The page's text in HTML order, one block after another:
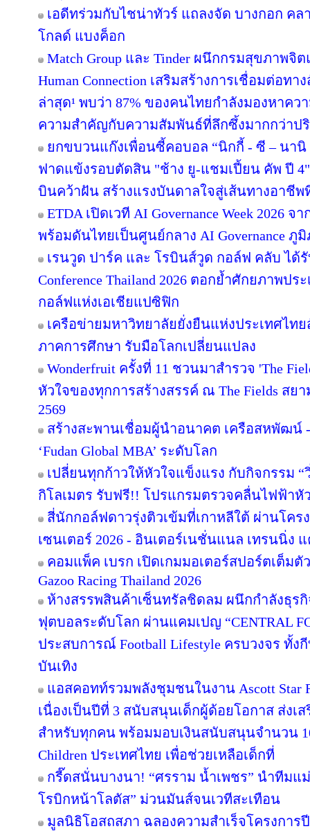
เอดีทร่วมกับไชน่าทัวร์ แถลงจัด บางกอก ค
โกลด์ แบงค็อก
Match Group และ Tinder ผนึกกรมสุขภาพ
Human Connection เสริมสร้างการเชื่อมต่อท
ล่าสุด¹ พบว่า 87% ของคนไทยกำลังมองหาค
ความสำคัญกับความสัมพันธ์ที่ลึกซึ้งมากกว่าป
ยกขบวนแก๊งเพื่อนซี้คอบอล “นิกกี้ - ซี – นานิ
ฟาดแข้งรอบตัดสิน "ช้าง ยู-แชมเปี้ยน คัพ ปี
บินคว้าฝัน สร้างแรงบันดาลใจสู่เส้นทางอาชี
ETDA เปิดเวที AI Governance Week 2026
พร้อมดันไทยเป็นศูนย์กลาง AI Governance ภู
เรนวูด ปาร์ค และ โรบินส์วูด กอล์ฟ คลับ ได้รั
Conference Thailand 2026 ตอกย้ำศักยภาพป
กอล์ฟแห่งเอเชียแปซิฟิก
เครือข่ายมหาวิทยาลัยยั่งยืนแห่งประเทศไท
ภาคการศึกษา รับมือโลกเปลี่ยนแปลง
Wonderfruit ครั้งที่ 11 ชวนมาสำรวจ 'The
หัวใจของทุกการสร้างสรรค์ ณ The Fields ส
2569
สร้างสะพานเชื่อมผู้นำอนาคต เครือสหพัฒ
‘Fudan Global MBA’ ระดับโลก
เปลี่ยนทุกก้าวให้หัวใจแข็งแรง กับกิจกรรม “
กิโลเมตร รับฟรี!! โปรแกรมตรวจคลื่นไฟฟ้าหั
สี่นักกอล์ฟดาวรุ่งติวเข้มที่เกาหลีใต้ ผ่านโคร
เซนเตอร์ 2026 - อินเตอร์เนชั่นแนล เทรนนิ่ง
คอมแพ็ค เบรก เปิดเกมมอเตอร์สปอร์ตเต็มตั
Gazoo Racing Thailand 2026
ห้างสรรพสินค้าเซ็นทรัลชิดลม ผนึกกำลังธุร
ฟุตบอลระดับโลก ผ่านแคมเปญ “CENTRAL
ประสบการณ์ Football Lifestyle ครบวงจร ทั้
บันเทิง
แอสคอทท์รวมพลังชุมชนในงาน Ascott Star
เนื่องเป็นปีที่ 3 สนับสนุนเด็กผู้ด้อยโอกาส ส่งเ
สำหรับทุกคน พร้อมมอบเงินสนับสนุนจำนวน
Children ประเทศไทย เพื่อช่วยเหลือเด็กที่
กรี๊ดสนั่นบางนา! “ศรราม น้ำเพชร” นำทีมแ
โรบิกหน้าโลตัส” ม่วนมันส์จนเวทีสะเทือน
มูลนิธิโอสถสภา ฉลองความสำเร็จโครงการ